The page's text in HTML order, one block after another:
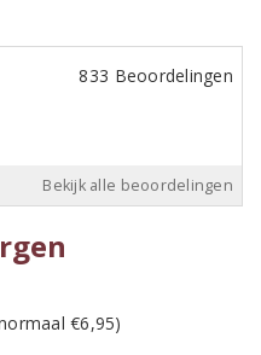
833 Beoordelingen
Bekijk alle beoordelingen
€6,95)